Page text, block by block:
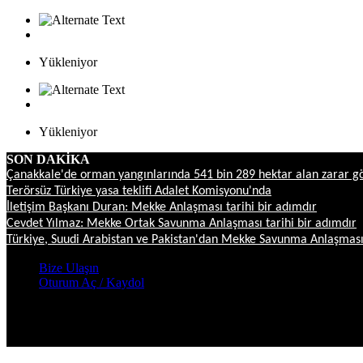
Yükleniyor
Yükleniyor
SON DAKİKA
Çanakkale'de orman yangınlarında 541 bin 289 hektar alan zarar
Terörsüz Türkiye yasa teklifi Adalet Komisyonu'nda
İletişim Başkanı Duran: Mekke Anlaşması tarihi bir adımdır
Cevdet Yılmaz: Mekke Ortak Savunma Anlaşması tarihi bir adımdır
Türkiye, Suudi Arabistan ve Pakistan'dan Mekke Savunma Anlaşması
Bize Ulaşın
Oturum Aç / Kaydol